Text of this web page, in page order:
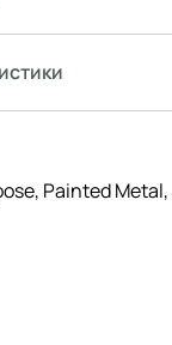
Painted